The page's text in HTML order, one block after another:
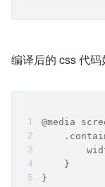
编译后的 css 代码
@media
    }
}